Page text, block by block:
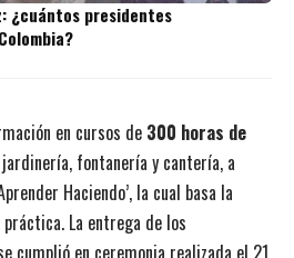
¿cuántos presidentes
en cursos de 300 horas de
fontanería y cantería, a
Haciendo’, la cual basa la
práctica. La entrega de los
cumplió en ceremonia realizada el 21